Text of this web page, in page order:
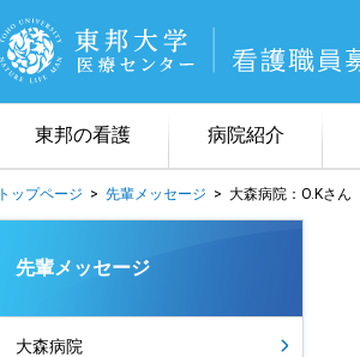
東邦の看護 病院紹介
看護理念
３病院について
東邦看護のネットワーク
スペシャリスト一覧
福利厚生
オープンホスピタル
募集要項
トップページ > 先輩メッセージ > 大森病院：O.Kさん
先輩メッセージ
大森病院